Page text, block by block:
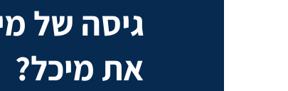
גיסה של
את מיכל?